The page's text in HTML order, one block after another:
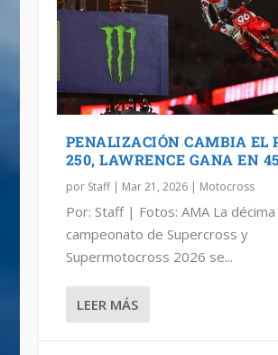
MALCOLM STEWART
TAMPA
MOTOCROSS: CAMPEONES
FINAL
PENALIZACIÓN CAMBIA EL
250, LAWRENCE GANA EN
por Staff| Mar 21, 2026| Motocross
Por: Staff | Fotos: AMA La
campeonato de Supercross y
Supermotocross 2026 se...
LEER MÁS